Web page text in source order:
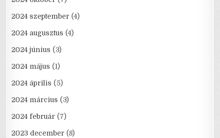
2024 szeptember (4)
2024 augusztus (4)
2024 június (3)
2024 május (1)
2024 április (5)
2024 március (3)
2024 február (7)
2023 december (8)